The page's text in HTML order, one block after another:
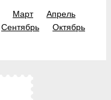
Март
Апрель
Сентябрь
Октябрь